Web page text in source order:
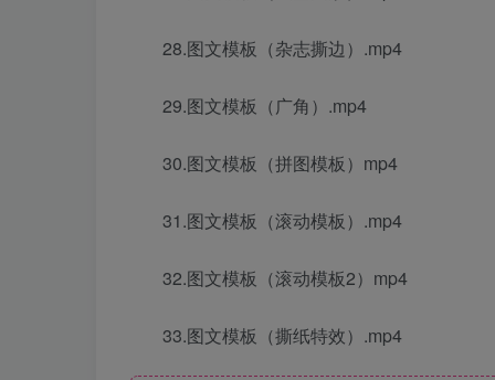
28.图文模板（杂志撕边）.mp4
29.图文模板（广角）.mp4
30.图文模板（拼图模板）mp4
31.图文模板（滚动模板）.mp4
32.图文模板（滚动模板2）mp4
33.图文模板（撕纸特效）.mp4